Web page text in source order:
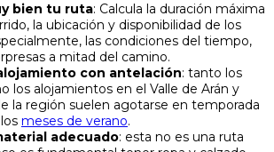
bien tu ruta: Calcula la duración máxima
la ubicación y disponibilidad de los
las condiciones del tiempo,
a mitad del camino.
con antelación: tanto los
los alojamientos en el Valle de Arán y
la región suelen agotarse en temporada
meses de verano.
adecuado: esta no es una ruta